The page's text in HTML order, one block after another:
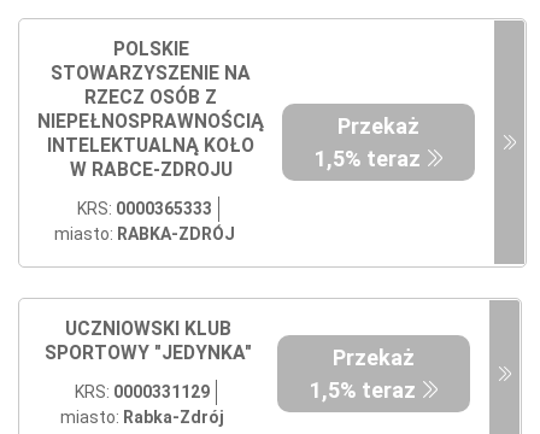
POLSKIE
STOWARZYSZENIE NA
RZECZ OSÓB Z
NIEPEŁNOSPRAWNOŚCIĄ
INTELEKTUALNĄ KOŁO
W RABCE-ZDROJU
KRS: 0000365333
miasto: RABKA-ZDRÓJ
Przekaż
1,5% teraz
UCZNIOWSKI KLUB
SPORTOWY "JEDYNKA"
KRS: 0000331129
miasto: Rabka-Zdrój
Przekaż
1,5% teraz